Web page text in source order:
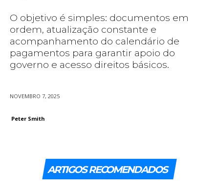
O objetivo é simples: documentos em
ordem, atualização constante e
acompanhamento do calendário de
pagamentos para garantir apoio do
governo e acesso direitos básicos.
NOVEMBRO 7, 2025
Peter Smith
ARTIGOS RECOMENDADOS